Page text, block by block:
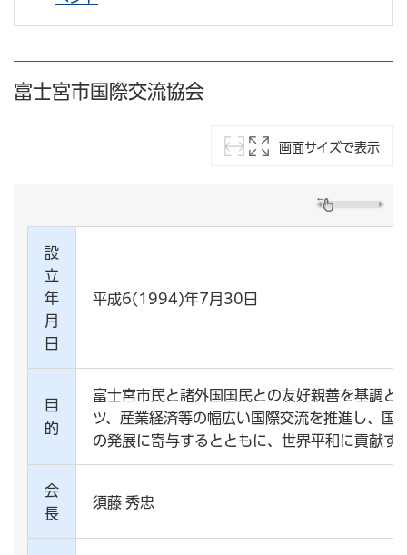
富士宮市国際交流協会
画面サイズで表示
設
立
年
月
日
平成6(1994)年7月30日
目
的
富士宮市民と諸外国国民との友好親善を基調と
ツ、産業経済等の幅広い国際交流を推進し、国
の発展に寄与するとともに、世界平和に貢献す
会
長
須藤 秀忠